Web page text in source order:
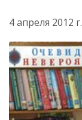
4 апреля 2012 г.